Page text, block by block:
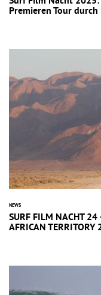
Premieren Tour durch
NEWS
SURF FILM NACHT
AFRICAN TERRITORY